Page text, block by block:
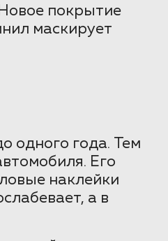
покрытие
маскирует
одного года. Тем
Его
наклейки
а в